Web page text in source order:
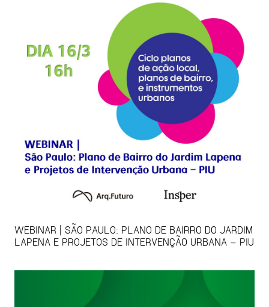
WEBINAR | SÃO PAULO: PLANO DE BAIRRO DO JARDIM
LAPENA E PROJETOS DE INTERVENÇÃO URBANA – PIU